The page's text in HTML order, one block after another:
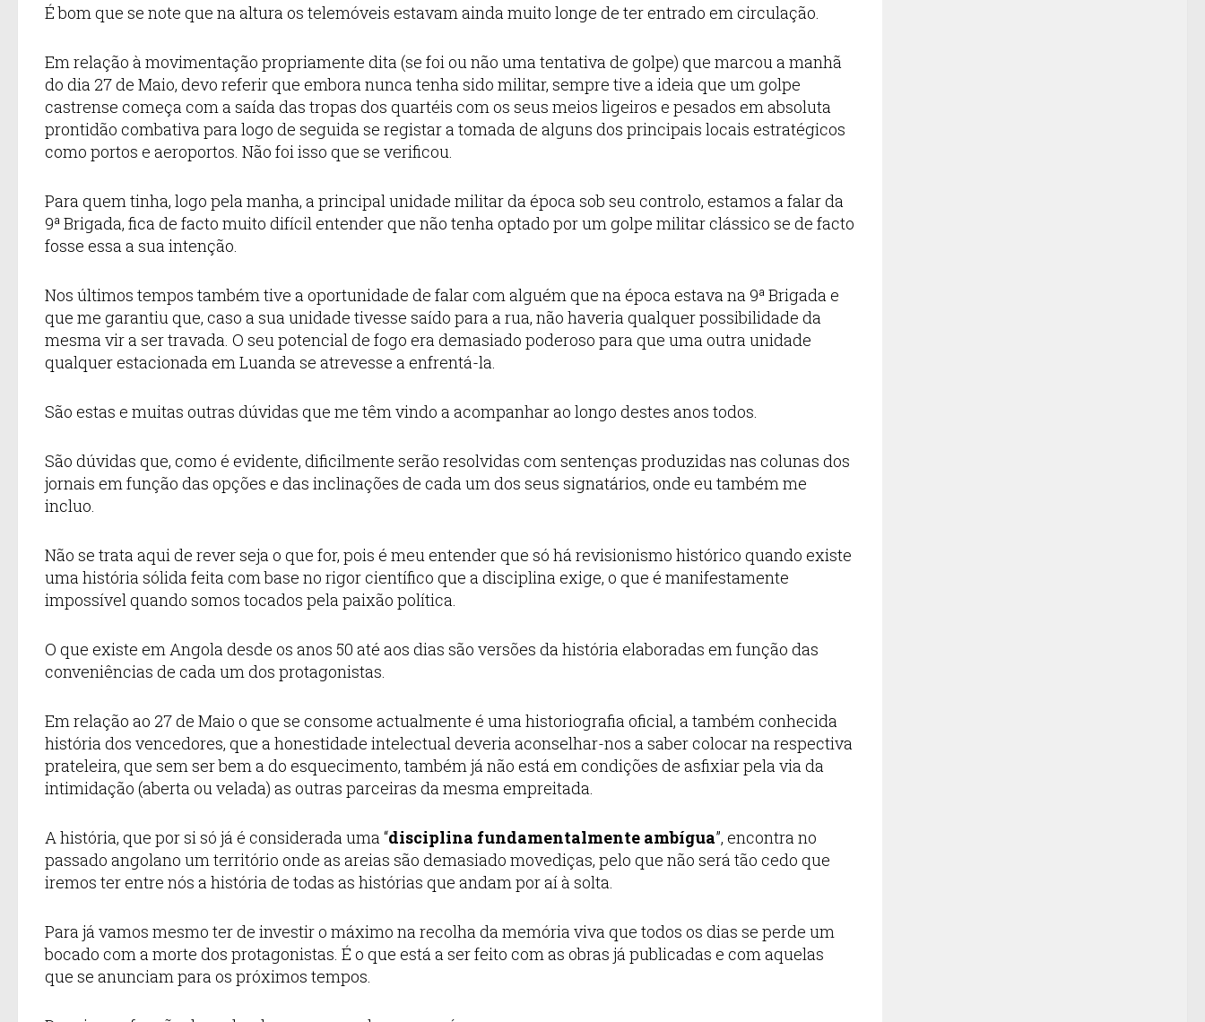
É bom que se note que na altura os telemóveis estavam ainda muito longe de ter entrado em circulação.
Em relação à movimentação propriamente dita (se foi ou não uma tentativa de golpe) que marcou a manhã
do dia 27 de Maio, devo referir que embora nunca tenha sido militar, sempre tive a ideia que um golpe
castrense começa com a saída das tropas dos quartéis com os seus meios ligeiros e pesados em absoluta
prontidão combativa para logo de seguida se registar a tomada de alguns dos principais locais estratégicos
como portos e aeroportos. Não foi isso que se verificou.
Para quem tinha, logo pela manha, a principal unidade militar da época sob seu controlo, estamos a falar da
9ª Brigada, fica de facto muito difícil entender que não tenha optado por um golpe militar clássico se de facto
fosse essa a sua intenção.
Nos últimos tempos também tive a oportunidade de falar com alguém que na época estava na 9ª Brigada e
que me garantiu que, caso a sua unidade tivesse saído para a rua, não haveria qualquer possibilidade da
mesma vir a ser travada. O seu potencial de fogo era demasiado poderoso para que uma outra unidade
qualquer estacionada em Luanda se atrevesse a enfrentá-la.
São estas e muitas outras dúvidas que me têm vindo a acompanhar ao longo destes anos todos.
São dúvidas que, como é evidente, dificilmente serão resolvidas com sentenças produzidas nas colunas dos
jornais em função das opções e das inclinações de cada um dos seus signatários, onde eu também me
incluo.
Não se trata aqui de rever seja o que for, pois é meu entender que só há revisionismo histórico quando existe
uma história sólida feita com base no rigor científico que a disciplina exige, o que é manifestamente
impossível quando somos tocados pela paixão política.
O que existe em Angola desde os anos 50 até aos dias são versões da história elaboradas em função das
conveniências de cada um dos protagonistas.
Em relação ao 27 de Maio o que se consome actualmente é uma historiografia oficial, a também conhecida
história dos vencedores, que a honestidade intelectual deveria aconselhar-nos a saber colocar na respectiva
prateleira, que sem ser bem a do esquecimento, também já não está em condições de asfixiar pela via da
intimidação (aberta ou velada) as outras parceiras da mesma empreitada.
A história, que por si só já é considerada uma “disciplina fundamentalmente ambígua”, encontra no
passado angolano um território onde as areias são demasiado movediças, pelo que não será tão cedo que
iremos ter entre nós a história de todas as histórias que andam por aí à solta.
Para já vamos mesmo ter de investir o máximo na recolha da memória viva que todos os dias se perde um
bocado com a morte dos protagonistas. É o que está a ser feito com as obras já publicadas e com aquelas
que se anunciam para os próximos tempos.